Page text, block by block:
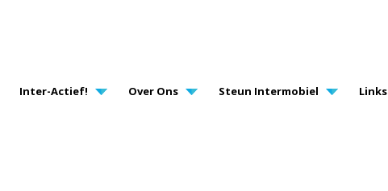
Inter-Actief! Over Ons Steun Intermobiel Links